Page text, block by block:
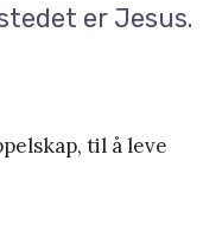
er Jesus.
til å leve